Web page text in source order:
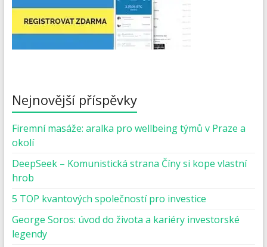
Nejnovější příspěvky
Firemní masáže: aralka pro wellbeing týmů v Praze a
okolí
DeepSeek – Komunistická strana Číny si kope vlastní
hrob
5 TOP kvantových společností pro investice
George Soros: úvod do života a kariéry investorské
legendy